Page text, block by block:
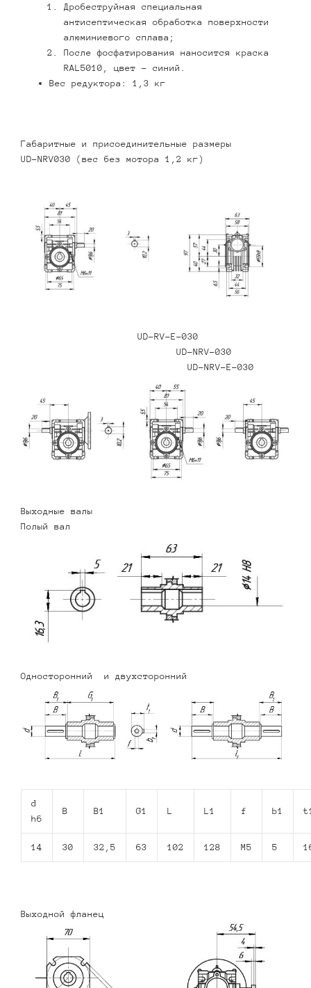
Дробеструйная специальная
антисептическая обработка поверхности
алюминиевого сплава;
После фосфатирования наносится краска
RAL5010, цвет – синий.
Вес редуктора: 1,3 кг
Габаритные и присоединительные размеры
UD-NRV030 (вес без мотора 1,2 кг)
UD-RV-E-030
UD-NRV-030
UD-NRV-E-030
Выходные валы
Полый вал
Односторонний и двухсторонний
d
h6
B B1 G1 L L1 f b1
14 30 32,5 63 102 128 M5 5
Выходной фланец